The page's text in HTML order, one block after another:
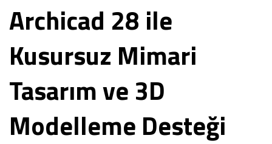
Archicad 28 ile
Kusursuz Mimari
Tasarım ve 3D
Modelleme Desteği